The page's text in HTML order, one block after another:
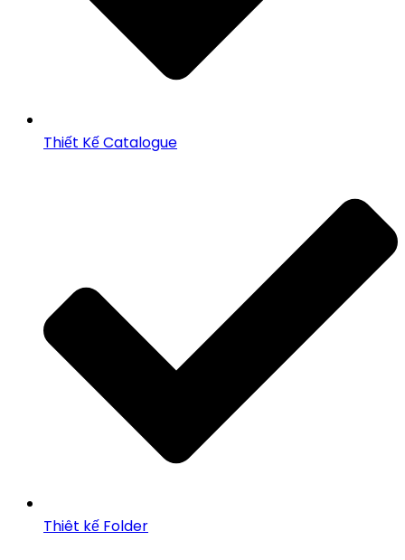
Thiết Kế Catalogue
Thiêt kế Folder